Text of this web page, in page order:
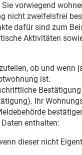
vorwiegend
nicht zweifelsfrei
dafür sind zum
Aktivitäten
ob und wenn
ist.
Ihr
enthalten:
dieser nicht